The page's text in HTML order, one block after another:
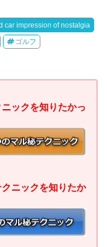
impression of nostalgia
ゴルフ
ックを知りたかっ
ニックを知りたか